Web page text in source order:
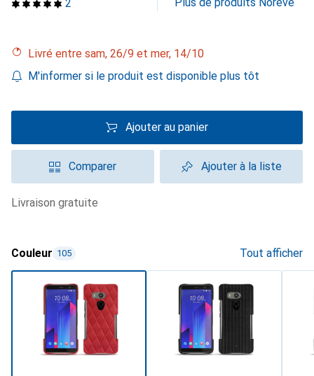
2
Livré entre sam, 26/9 et mer, 14/10
M'informer si le produit est disponible plus tôt
Ajouter au panier
Comparer Ajouter à la liste
livraison gratuite
Couleur 105 Tout afficher